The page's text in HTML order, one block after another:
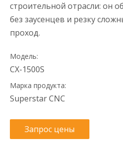
строительной отрасли: он
без заусенцев и резку
проход.
Модель:
CX-1500S
Марка продукта:
Superstar CNC
Запрос цены